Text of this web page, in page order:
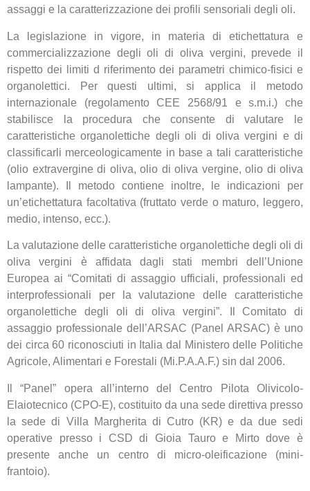
assaggi e la caratterizzazione dei profili sensoriali degli oli.
La legislazione in vigore, in materia di etichettatura e
commercializzazione degli oli di oliva vergini, prevede il
rispetto dei limiti d riferimento dei parametri chimico-fisici e
organolettici. Per questi ultimi, si applica il metodo
internazionale (regolamento CEE 2568/91 e s.m.i.) che
stabilisce la procedura che consente di valutare le
caratteristiche organolettiche degli oli di oliva vergini e di
classificarli merceologicamente in base a tali caratteristiche
(olio extravergine di oliva, olio di oliva vergine, olio di oliva
lampante). Il metodo contiene inoltre, le indicazioni per
un’etichettatura facoltativa (fruttato verde o maturo, leggero,
medio, intenso, ecc.).
La valutazione delle caratteristiche organolettiche degli oli di
oliva vergini è affidata dagli stati membri dell’Unione
Europea ai “Comitati di assaggio ufficiali, professionali ed
interprofessionali per la valutazione delle caratteristiche
organolettiche degli oli di oliva vergini”. Il Comitato di
assaggio professionale dell’ARSAC (Panel ARSAC) è uno
dei circa 60 riconosciuti in Italia dal Ministero delle Politiche
Agricole, Alimentari e Forestali (Mi.P.A.A.F.) sin dal 2006.
Il “Panel” opera all’interno del Centro Pilota Olivicolo-
Elaiotecnico (CPO-E), costituito da una sede direttiva presso
la sede di Villa Margherita di Cutro (KR) e da due sedi
operative presso i CSD di Gioia Tauro e Mirto dove è
presente anche un centro di micro-oleificazione (mini-
frantoio).